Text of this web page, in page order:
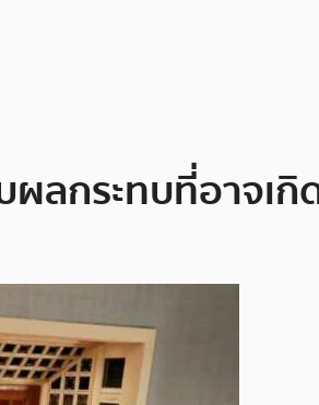
ลกระทบที่อาจเ